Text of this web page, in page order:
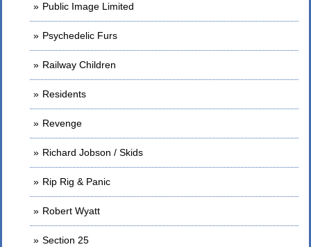
Public Image Limited
Psychedelic Furs
Railway Children
Residents
Revenge
Richard Jobson / Skids
Rip Rig & Panic
Robert Wyatt
Section 25